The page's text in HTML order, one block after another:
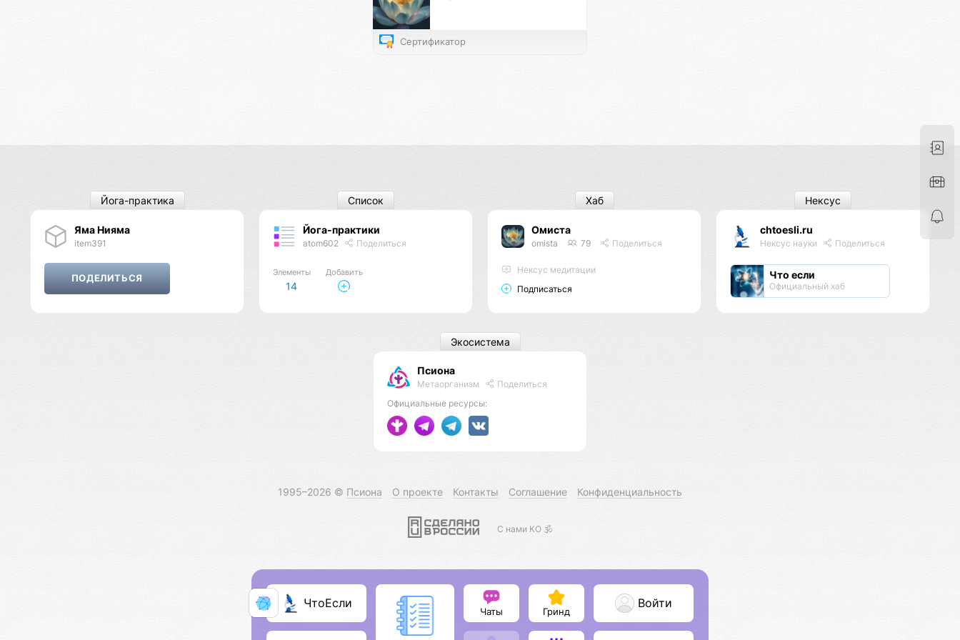
Сертификатор
Яма Нияма
item391
Йога-практика
Йога-практики
atom602 Поделиться
Элементы
14
Добавить
Список
Омиста
omista 79 Поделиться
Нексус медитации
Подписаться
Хаб
chtoesli.ru
Нексус науки Поделиться
Что если
Официальный хаб
Нексус
Псиона
Метаорганизм
Поделиться
Официальные ресурсы:
Экосистема
1995–2026 © Псиона О проекте Контакты Соглашение Конфиденциальность
С нами КО 🕉️
ЧтоЕсли
Чаты Гринд
Войти